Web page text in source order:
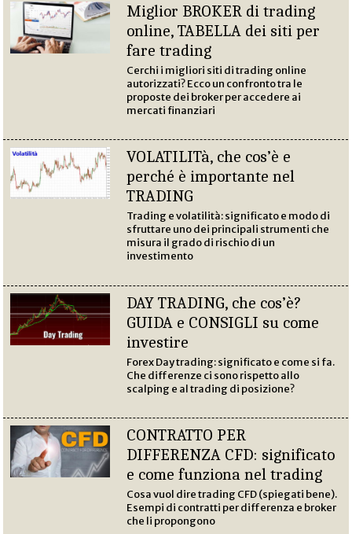
Miglior BROKER di trading
online, TABELLA dei siti per
fare trading
Cerchi i migliori siti di trading online
autorizzati? Ecco un confronto tra le
proposte dei broker per accedere ai
mercati finanziari
VOLATILITà, che cos’è e
perché è importante nel
TRADING
Trading e volatilità: significato e modo di
sfruttare uno dei principali strumenti che
misura il grado di rischio di un
investimento
DAY TRADING, che cos’è?
GUIDA e CONSIGLI su come
investire
Forex Day trading: significato e come si fa.
Che differenze ci sono rispetto allo
scalping e al trading di posizione?
CONTRATTO PER
DIFFERENZA CFD: significato
e come funziona nel trading
Cosa vuol dire trading CFD (spiegati bene).
Esempi di contratti per differenza e broker
che li propongono